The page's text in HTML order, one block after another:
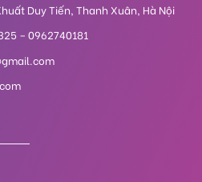
Duy Tiến, Thanh Xuân, Hà Nội
– 0962740181